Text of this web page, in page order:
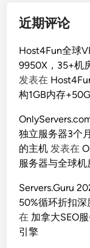
近期评论
Host4Fun全球
9950X，35+机
发表在
构1GB内存
独立服务器3个
的主机 发表在
服务器与全球
Servers.Guru
50%循环折扣
在 加拿大SEO
引擎